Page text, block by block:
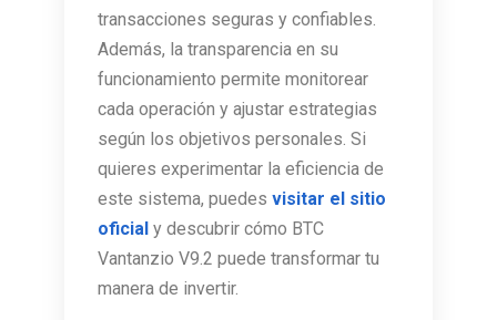
transacciones seguras y confiables.
Además, la transparencia en su
funcionamiento permite monitorear
cada operación y ajustar estrategias
según los objetivos personales. Si
quieres experimentar la eficiencia de
este sistema, puedes visitar el sitio
oficial y descubrir cómo BTC
Vantanzio V9.2 puede transformar tu
manera de invertir.